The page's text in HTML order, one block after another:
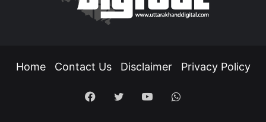
Home Contact Us Disclaimer Privacy Policy
Facebook
TwitterYouTubeWhatsApp